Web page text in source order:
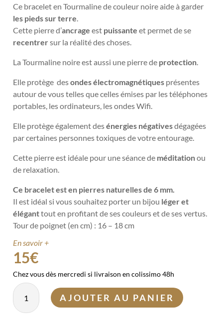
Ce bracelet en Tourmaline de couleur noire aide à garder
les pieds sur terre
Cette pierre d’ancrageest puissante et permet de se
recentrersur la réalité des choses.
La Tourmaline noire est aussi une pierre de protection
Elle protège desondes électromagnétiques présentes
autour de vous telles que celles émises par les téléphones
portables, les ordinateurs, les ondes Wifi.
Elle protège également desénergies négativesdégagées
par certaines personnes toxiques de votre entourage.
Cette pierre est idéale pour une séance de méditationou
de relaxation.
Ce bracelet est en pierres naturelles de 6 mm.
Il est idéal si vous souhaitez porter un bijou léger et
éléganttout en profitant de ses couleurs et de ses vertus.
Tour de poignet (en cm) : 16 – 18 cm
En savoir +
15€
Chez vous dès mercredi si livraison en colissimo 48h
quantité
Bracelet
AJOUTER AU PANIER